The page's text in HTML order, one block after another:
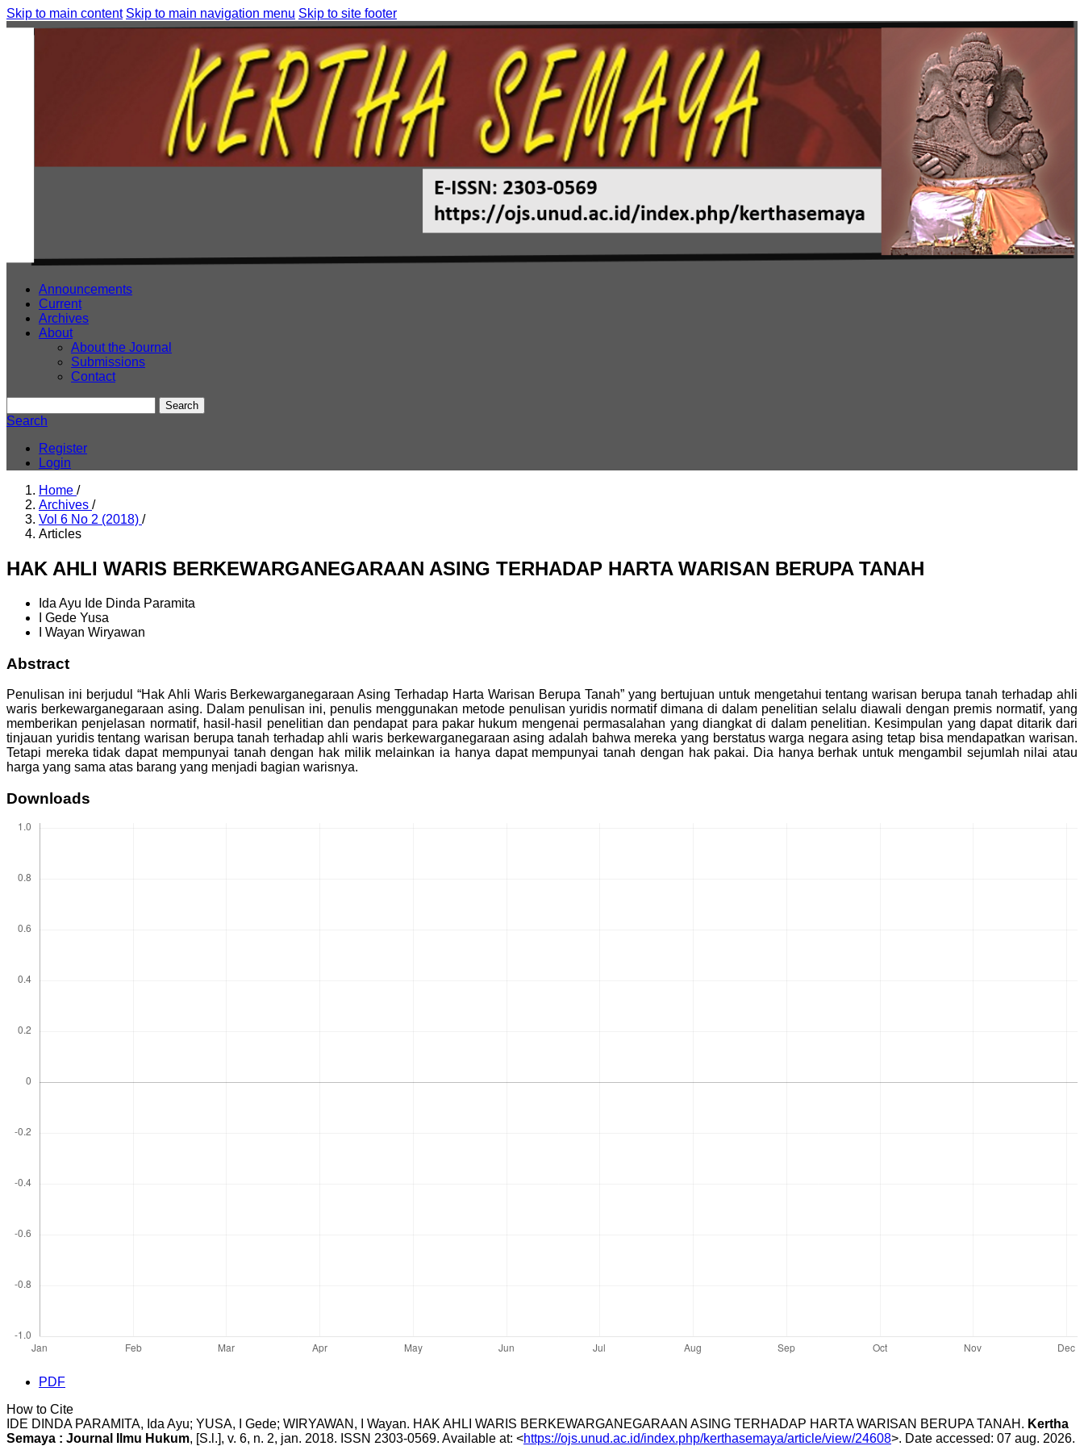
Skip to main content Skip to main navigation menu Skip to site footer
Announcements
Current
Archives
About
About the Journal
Submissions
Contact
Search
Search
Register
Login
Home /
Archives /
Vol 6 No 2 (2018) /
Articles
HAK AHLI WARIS BERKEWARGANEGARAAN ASING TERHADAP HARTA WARISAN BERUPA TANAH
Ida Ayu Ide Dinda Paramita
I Gede Yusa
I Wayan Wiryawan
Abstract
Penulisan ini berjudul “Hak Ahli Waris Berkewarganegaraan Asing Terhadap Harta Warisan Berupa Tanah” yang bertujuan untuk mengetahui tentang warisan berupa tanah terhadap ahli
waris berkewarganegaraan asing. Dalam penulisan ini, penulis menggunakan metode penulisan yuridis normatif dimana di dalam penelitian selalu diawali dengan premis normatif, yang
memberikan penjelasan normatif, hasil-hasil penelitian dan pendapat para pakar hukum mengenai permasalahan yang diangkat di dalam penelitian. Kesimpulan yang dapat ditarik dari
tinjauan yuridis tentang warisan berupa tanah terhadap ahli waris berkewarganegaraan asing adalah bahwa mereka yang berstatus warga negara asing tetap bisa mendapatkan warisan.
Tetapi mereka tidak dapat mempunyai tanah dengan hak milik melainkan ia hanya dapat mempunyai tanah dengan hak pakai. Dia hanya berhak untuk mengambil sejumlah nilai atau
harga yang sama atas barang yang menjadi bagian warisnya.
Downloads
PDF
How to Cite
IDE DINDA PARAMITA, Ida Ayu; YUSA, I Gede; WIRYAWAN, I Wayan. HAK AHLI WARIS BERKEWARGANEGARAAN ASING TERHADAP HARTA WARISAN BERUPA TANAH. Kertha
Semaya : Journal Ilmu Hukum, [S.l.], v. 6, n. 2, jan. 2018. ISSN 2303-0569. Available at: <https://ojs.unud.ac.id/index.php/kerthasemaya/article/view/24608>. Date accessed: 07 aug. 2026.